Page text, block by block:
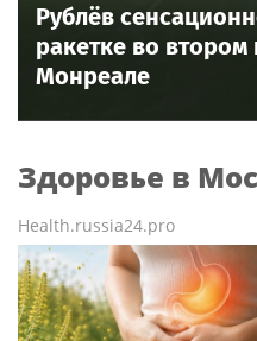
Рублёв
ракетке во
Монреале
Здоровье в
Health.russia24.pro